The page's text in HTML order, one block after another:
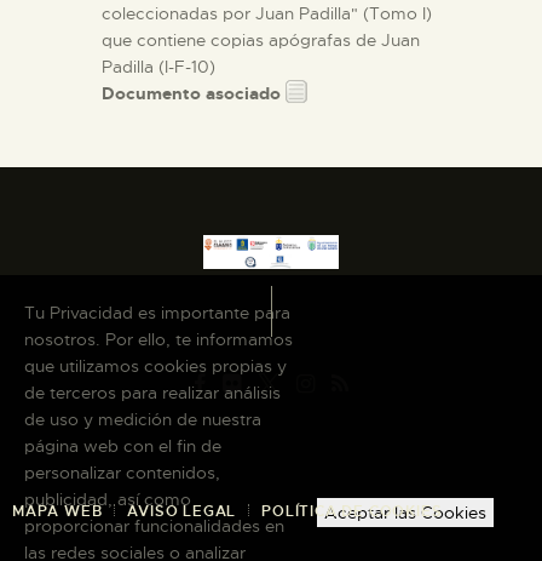
coleccionadas por Juan Padilla" (Tomo I)
que contiene copias apógrafas de Juan
Padilla (I-F-10)
Documento asociado
MAPA WEB AVISO LEGAL POLÍTICA DE COOKIES
Tu Privacidad es importante para
nosotros. Por ello, te informamos
que utilizamos cookies propias y
de terceros para realizar análisis
de uso y medición de nuestra
página web con el fin de
personalizar contenidos,
publicidad, así como
proporcionar funcionalidades en
las redes sociales o analizar
Aceptar las Cookies